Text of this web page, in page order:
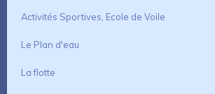
Activités Sportives, Ecole de Voile
Le Plan d'eau
La flotte